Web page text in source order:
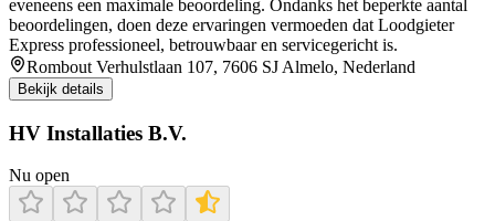
eveneens een maximale beoordeling. Ondanks het beperkte aantal
beoordelingen, doen deze ervaringen vermoeden dat Loodgieter
Express professioneel, betrouwbaar en servicegericht is.
Rombout Verhulstlaan 107, 7606 SJ Almelo, Nederland
Bekijk details
HV Installaties B.V.
Nu open